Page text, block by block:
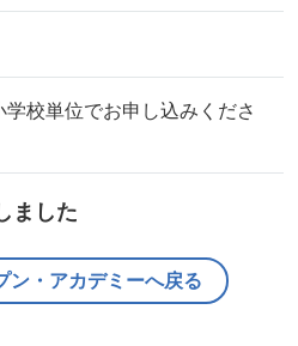
学校単位でお申し込みくださ
ました
ン・アカデミーへ戻る